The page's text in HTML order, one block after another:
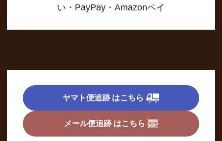
い・PayPay・Amazonペイ
ヤマト便追跡 はこちら
メール便追跡 はこちら